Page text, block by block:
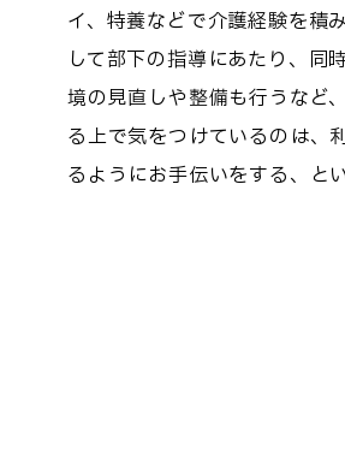
イ、特養などで介護経験を積
して部下の指導にあたり、同
境の見直しや整備も行うなど
る上で気をつけているのは、
るようにお手伝いをする、と